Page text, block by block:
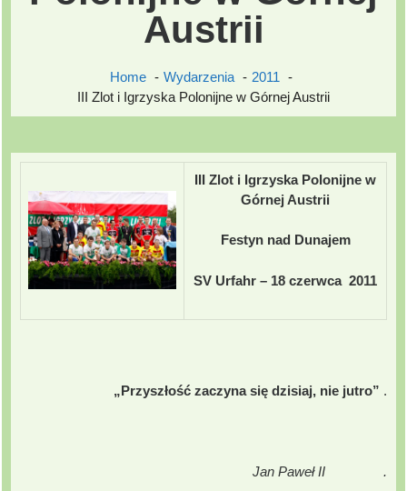
Austrii
Home Wydarzenia
2011
III Zlot i Igrzyska Polonijne w Górnej Austrii
III Zlot i Igrzyska Polonijne w
Górnej Austrii
Festyn nad Dunajem
SV Urfahr – 18 czerwca 2011
„Przyszłość zaczyna się dzisiaj, nie jutro” .
Jan Paweł II .